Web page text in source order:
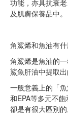
功能，亦具抗衰
及肌膚保養品中。
角鯊烯和魚油有
角鯊烯是魚油的
鯊魚肝油中提取
一般意義上的「
和EPA等多元不
卻是有很大區別的